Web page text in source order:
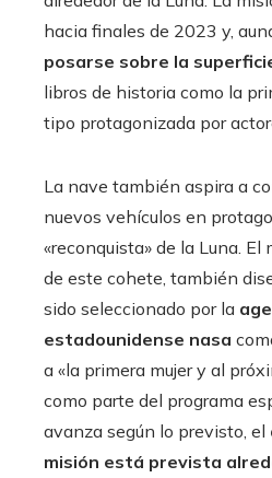
hacia finales de 2023 y,
posarse sobre la
libros de historia como la
tipo protagonizada por
La nave también aspira a
nuevos vehículos en
«reconquista» de la Luna. El
de este cohete, también
sido seleccionado por la
estadounidense nasa
a «la primera mujer y al
como parte del programa
avanza según lo previsto, el
misión está prevista